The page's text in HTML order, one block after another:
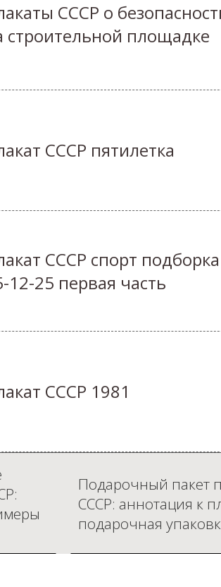
СССР о
строительной площадке
СССР пятилетка
СССР спорт подборка
12-25 первая часть
СССР 1981
Подарочный пакет
СССР: аннотация к
подарочная